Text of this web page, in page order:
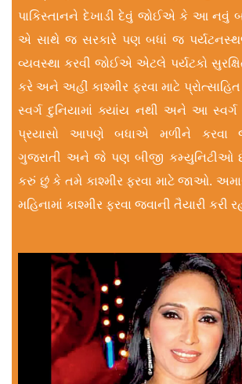
પાકિસ્તાનને દેખાડી દેવું જોઈએ કે આ નવું
એ સાથે જ સરકારે પણ બધાં જ
વ્યવસ્થા કરવી જોઈએ એટલે પર્યટકો
કરે અને અહીં કાશ્મીર ફરવા માટે
સ્વર્ગ દુનિયામાં ક્યાંય નથી અને આ
પ્રયાસો આપણે બધાએ મળીને કરવા
ગુજરાતી અને જે પણ બીજી
કરું છું કે તમે કાશ્મીર ફરવા માટે જાઓ.
મહિનામાં કાશ્મીર ફરવા જવાની તૈયારી કરી